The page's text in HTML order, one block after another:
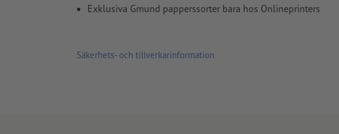
Exklusiva Gmund papperssorter bara hos Onlineprinters
Säkerhets- och tillverkarinformation